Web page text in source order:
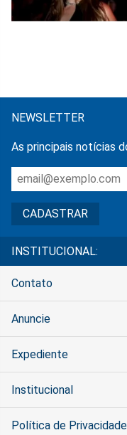
NEWSLETTER
As principais notícias
INSTITUCIONAL:
Contato
Anuncie
Expediente
Institucional
Política de Privacidade